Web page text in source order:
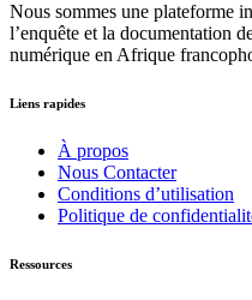
Nous sommes une plateforme
l’enquête et la documentation
numérique en Afrique
Liens rapides
À propos
Nous Contacter
Conditions d’utilisation
Politique de
Ressources